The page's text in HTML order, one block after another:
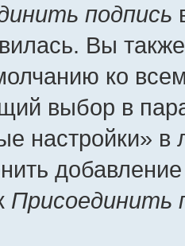
подпись
Вы
ко
выбор в
настройки»
Присоединить